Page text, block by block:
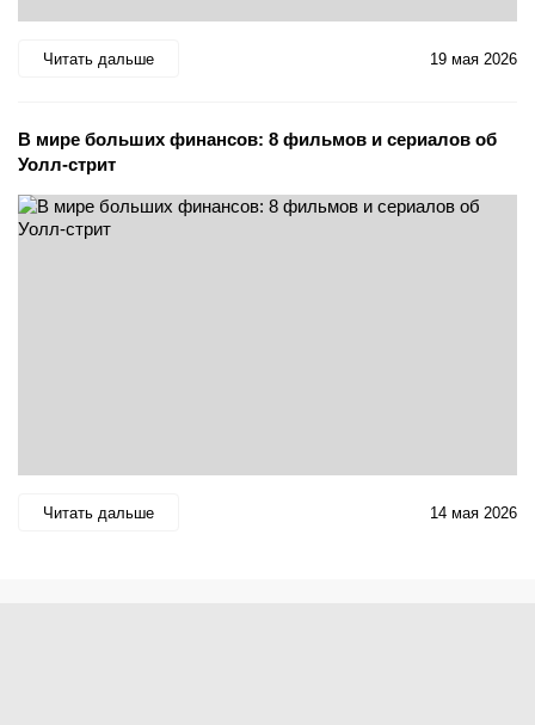
Читать дальше 19 мая 2026
В мире больших финансов: 8 фильмов и сериалов об
Уолл-стрит
Читать дальше 14 мая 2026